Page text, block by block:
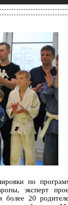
по
эксперт
более 20